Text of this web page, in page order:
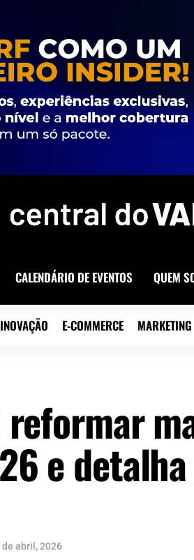
CALENDÁRIO DE EVENTOS QUEM
INOVAÇÃO E-COMMERCE MARKETING
e
de abril, 2026